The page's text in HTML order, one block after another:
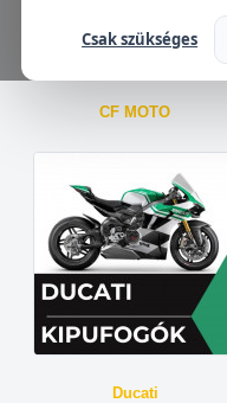
Csak szükséges
CF MOTO
Ducati